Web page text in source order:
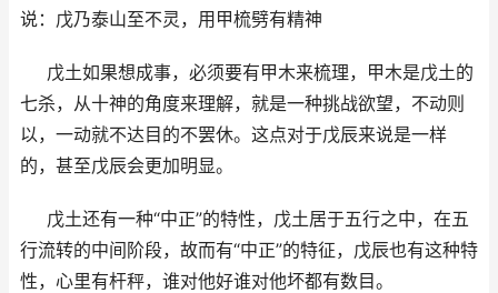
说：戊乃泰山至不灵，用甲梳劈有精神
戊土如果想成事，必须要有甲木来梳理，甲木是戊土的
七杀，从十神的角度来理解，就是一种挑战欲望，不动则
以，一动就不达目的不罢休。这点对于戊辰来说是一样
的，甚至戊辰会更加明显。
戊土还有一种“中正”的特性，戊土居于五行之中，在五
行流转的中间阶段，故而有“中正”的特征，戊辰也有这种特
性，心里有杆秤，谁对他好谁对他坏都有数目。